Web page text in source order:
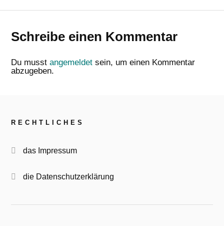
Schreibe einen Kommentar
Du musstangemeldet sein, um einen Kommentar
abzugeben.
RECHTLICHES
das Impressum
die Datenschutzerklärung